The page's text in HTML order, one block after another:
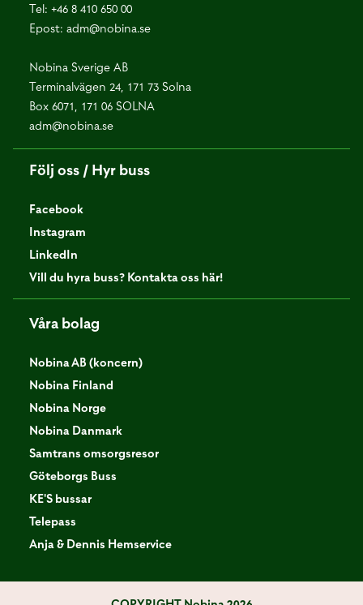
Tel: +46 8 410 650 00
Epost: adm@nobina.se
Nobina Sverige AB
Terminalvägen 24, 171 73 Solna
Box 6071, 171 06 SOLNA
adm@nobina.se
Följ oss / Hyr buss
Facebook
Instagram
LinkedIn
Vill du hyra buss? Kontakta oss här!
Våra bolag
Nobina AB (koncern)
Nobina Finland
Nobina Norge
Nobina Danmark
Samtrans omsorgsresor
Göteborgs Buss
KE'S bussar
Telepass
Anja & Dennis Hemservice